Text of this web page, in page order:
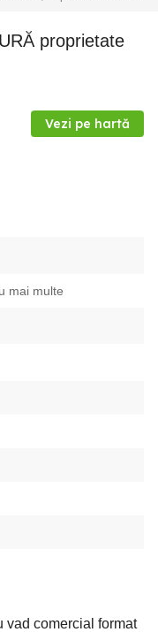
Vezi pe hartă
mai multe
vad comercial format